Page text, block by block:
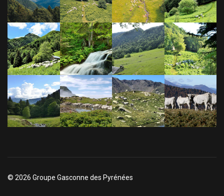
© 2026 Groupe Gasconne des Pyrénées